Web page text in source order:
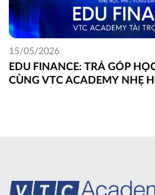
EDU FINANCE: TRẢ GÓP
CÙNG VTC ACADEMY NHẸ
15/05/2026